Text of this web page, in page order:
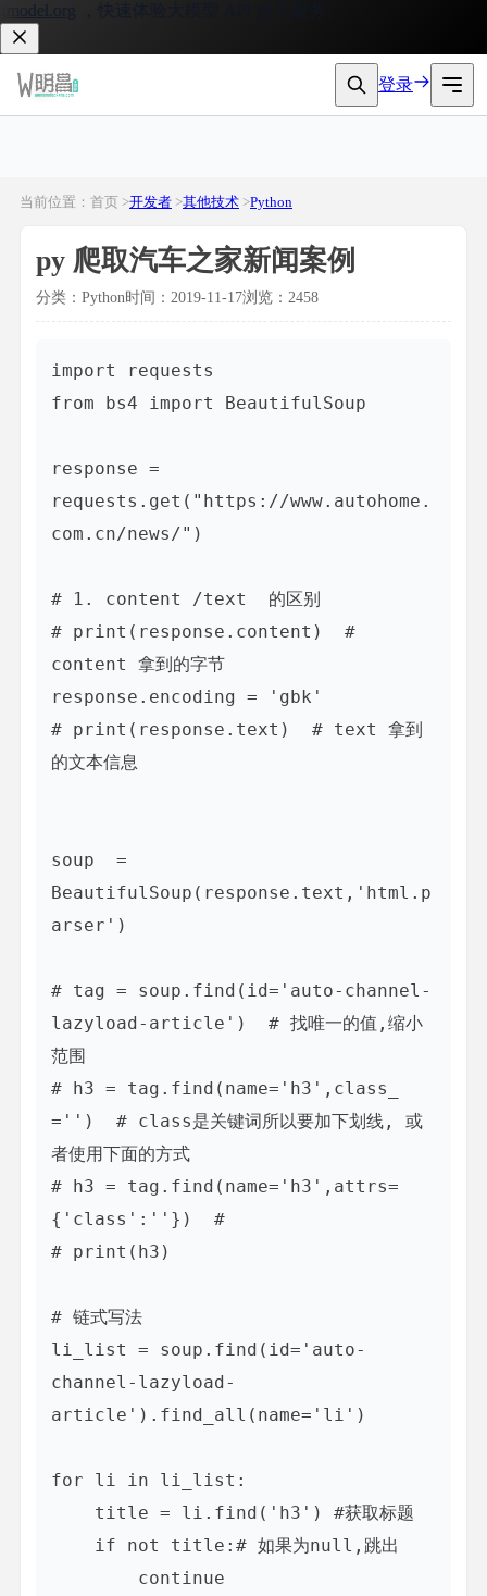
，快速体验大模型 API 接入服务。
登录
当前位置：首页 >开发者 >其他技术 >Python
py 爬取汽车之家新闻案例
分类：Python时间：2019-11-17浏览：2458
import requests
from bs4 import BeautifulSoup
response =
requests.get("https://www.autohome.
com.cn/news/")
# 1. content /text  的区别
# print(response.content)  #
content 拿到的字节
response.encoding = 'gbk'
# print(response.text)  # text 拿到
的文本信息
soup  =
BeautifulSoup(response.text,'html.p
arser')
# tag = soup.find(id='auto-channel-
lazyload-article')  # 找唯一的值,缩小
范围
# h3 = tag.find(name='h3',class_
='')  # class是关键词所以要加下划线, 或
者使用下面的方式
# h3 = tag.find(name='h3',attrs=
{'class':''})  #
# print(h3)
# 链式写法
li_list = soup.find(id='auto-
channel-lazyload-
article').find_all(name='li')
for li in li_list: